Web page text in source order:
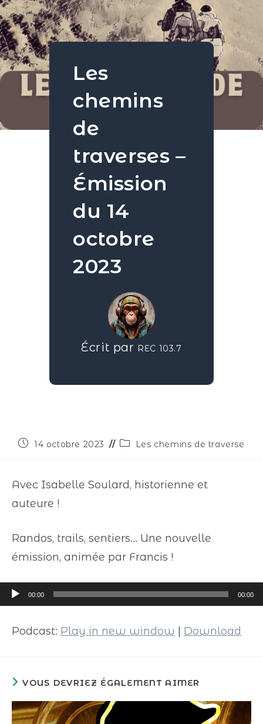
Les
chemins
de
traverses –
Émission
du 14
octobre
2023
Écrit par REC 103.7
14 octobre 2023 Les chemins de traverse
Avec Isabelle Soulard, historienne et
auteure !
Randos, trails, sentiers… Une nouvelle
émission, animée par Francis !
Lecteur
audio
00:00 00:00
Podcast: Play in new window Download
VOUS DEVRIEZ ÉGALEMENT AIMER